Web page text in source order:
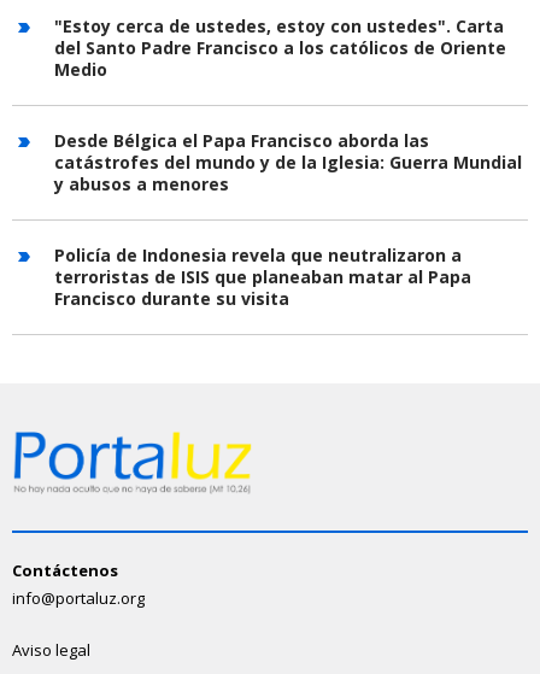
"Estoy cerca de ustedes, estoy con ustedes". Carta
del Santo Padre Francisco a los católicos de Oriente
Medio
Desde Bélgica el Papa Francisco aborda las
catástrofes del mundo y de la Iglesia: Guerra Mundial
y abusos a menores
Policía de Indonesia revela que neutralizaron a
terroristas de ISIS que planeaban matar al Papa
Francisco durante su visita
Contáctenos
info@portaluz.org
Aviso legal